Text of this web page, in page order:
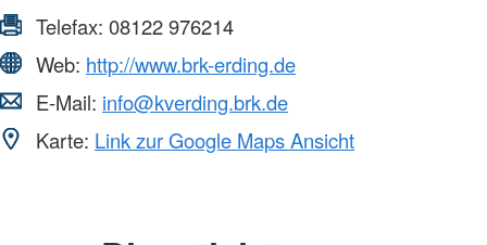
Telefax: 08122 976214
Web: http://www.brk-erding.de
E-Mail: info@kverding.brk.de
Karte: Link zur Google Maps Ansicht